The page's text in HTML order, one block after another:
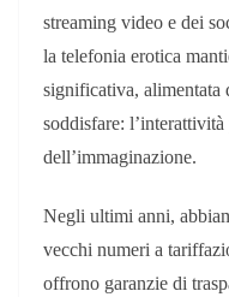
streaming video e dei
la telefonia erotica
significativa, alimentata
soddisfare:
dell’immaginazione.
Negli ultimi anni,
vecchi numeri a
offrono garanzie di